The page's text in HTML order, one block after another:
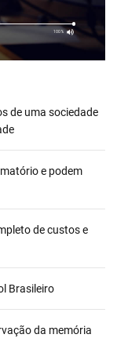
de uma sociedade
e podem
de custos e
Brasileiro
da memória